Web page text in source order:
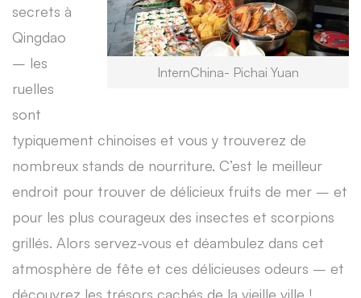
InternChina- Pichai Yuan
secrets à
Qingdao
– les
ruelles
sont
typiquement chinoises et vous y trouverez de
nombreux stands de nourriture. C’est le meilleur
endroit pour trouver de délicieux fruits de mer – et
pour les plus courageux des insectes et scorpions
grillés. Alors servez-vous et déambulez dans cet
atmosphère de fête et ces délicieuses odeurs – et
découvrez les trésors cachés de la vieille ville !